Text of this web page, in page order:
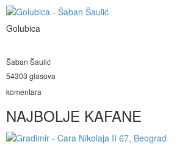
Golubica
Šaban Šaulić
54303 glasova
komentara
NAJBOLJE KAFANE